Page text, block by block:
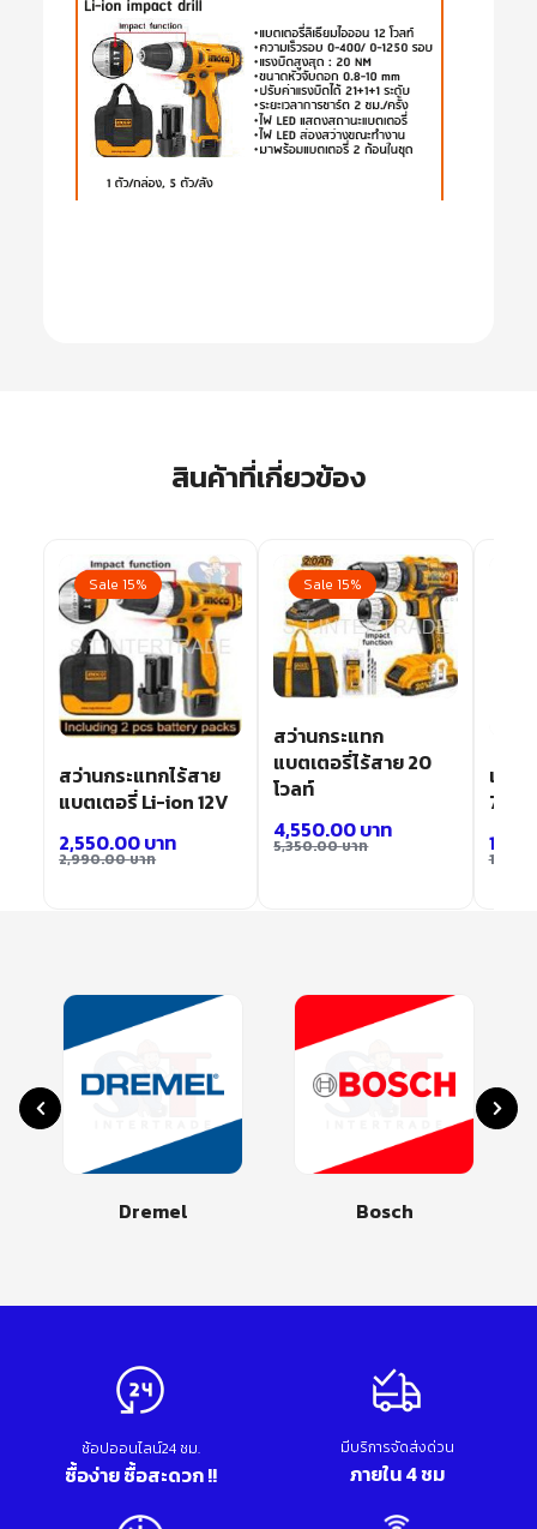
สินค้าที่เกี่ยวข้อง
Sale 15%
สว่านกระแทกไร้สาย
แบตเตอรี่ Li-ion 12V
2,990.00บาท
2,550.00บาท
Sale 15%
สว่านกระแทก
แบตเตอรี่ไร้สาย 20
โวลท์
5,350.00บาท
4,550.00บาท
เครื่อ
710W
Dremel Bosch
ช้อปออนไลน์24 ชม.
ซื้อง่าย ซื้อสะดวก !!
มีบริการจัดส่งด่วน
ภายใน 4 ชม